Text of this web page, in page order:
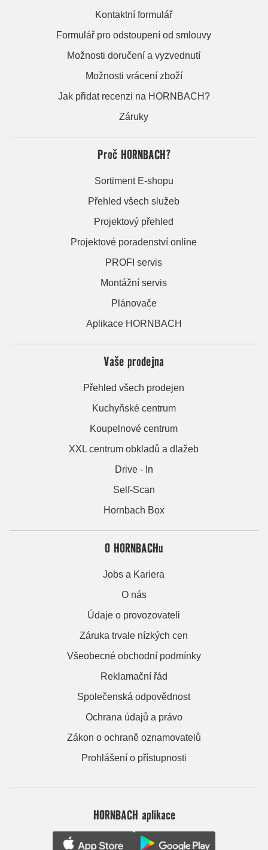
Kontaktní formulář
Formulář pro odstoupení od smlouvy
Možnosti doručení a vyzvednutí
Možnosti vrácení zboží
Jak přidat recenzi na HORNBACH?
Záruky
Proč HORNBACH?
Sortiment E-shopu
Přehled všech služeb
Projektový přehled
Projektové poradenství online
PROFI servis
Montážní servis
Plánovače
Aplikace HORNBACH
Vaše prodejna
Přehled všech prodejen
Kuchyňské centrum
Koupelnové centrum
XXL centrum obkladů a dlažeb
Drive - In
Self-Scan
Hornbach Box
O HORNBACHu
Jobs a Kariera
O nás
Údaje o provozovateli
Záruka trvale nízkých cen
Všeobecné obchodní podmínky
Reklamační řád
Společenská odpovědnost
Ochrana údajů a právo
Zákon o ochraně oznamovatelů
Prohlášení o přístupnosti
HORNBACH aplikace